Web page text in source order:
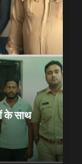
के साथ